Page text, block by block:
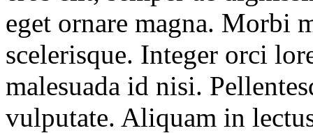
eget ornare magna. Morbi
scelerisque. Integer orci
malesuada id nisi.
vulputate. Aliquam in